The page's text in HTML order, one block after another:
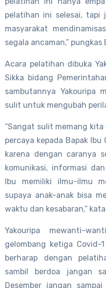
pelatihan ini selesai, tapi
masyarakat
segala ancaman,”
Acara pelatihan dibuka
Sikka bidang
sambutannya Yakouripa
sulit untuk mengubah
“Sangat sulit memang
percaya kepada Bapak
karena dengan caranya
komunikasi, informasi
Ibu memiliki ilmu-ilmu
supaya anak-anak bisa
waktu dan kesabaran,”
Yakouripa mewanti-
gelombang ketiga Covid-
berharap dengan
sambil berdoa jangan
Desember jangan